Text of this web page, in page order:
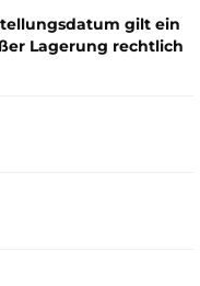
gilt ein
Lagerung rechtlich